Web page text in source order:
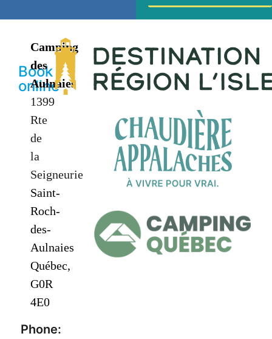
Book
online
Camping
des
Aulnaies
1399
Rte
de
la
Seigneurie
Saint-
Roch-
des-
Aulnaies
Québec,
G0R
4E0
Phone: